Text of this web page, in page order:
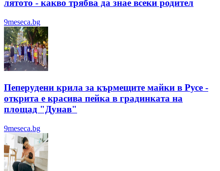
лятотo - какво трябва да знае всеки родител
9meseca.bg
Пеперудени крила за кърмещите майки в Русе -
открита е красива пейка в градинката на
площад "Дунав"
9meseca.bg